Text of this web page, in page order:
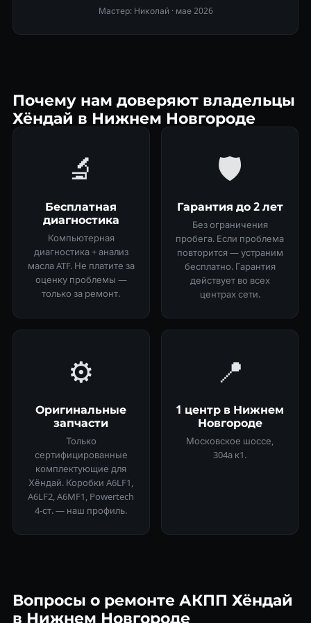
Мастер: Николай · мае 2026
Почему нам доверяют владельцы
Хёндай в Нижнем Новгороде
🔬
Бесплатная
диагностика
Компьютерная
диагностика + анализ
масла ATF. Не платите за
оценку проблемы —
только за ремонт.
🛡
Гарантия до 2 лет
Без ограничения
пробега. Если проблема
повторится — устраним
бесплатно. Гарантия
действует во всех
центрах сети.
⚙️
Оригинальные
запчасти
Только
сертифицированные
комплектующие для
Хёндай. Коробки A6LF1,
A6LF2, A6MF1, Powertech
4-ст. — наш профиль.
📍
1 центр в Нижнем
Новгороде
Московское шоссе,
304а к1.
Вопросы о ремонте АКПП Хёндай
в Нижнем Новгороде